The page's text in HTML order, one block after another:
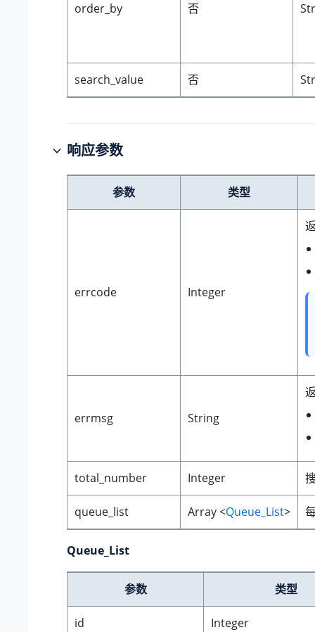
order_by 否
search_value 否
响应参数
参数 类型
errcode Integer
errmsg String
total_number Integer
queue_list Array <Queue_List>
Queue_List
参数 类型
id Integer